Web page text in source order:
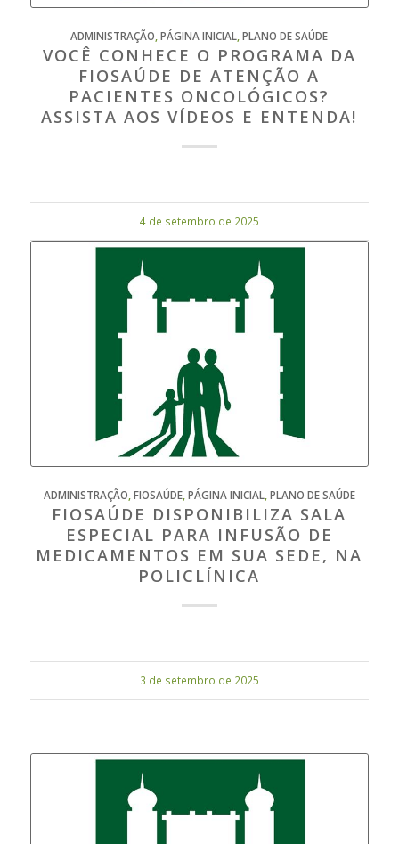
ADMINISTRAÇÃO ,PÁGINA INICIAL ,PLANO DE SAÚDE
VOCÊ CONHECE O PROGRAMA DA
FIOSAÚDE DE ATENÇÃO A
PACIENTES ONCOLÓGICOS?
ASSISTA AOS VÍDEOS E ENTENDA!
4 de setembro de 2025
ADMINISTRAÇÃO,FIOSAÚDE,PÁGINA INICIAL,PLANO DE SAÚDE
FIOSAÚDE DISPONIBILIZA SALA
ESPECIAL PARA INFUSÃO DE
MEDICAMENTOS EM SUA SEDE, NA
POLICLÍNICA
3 de setembro de 2025